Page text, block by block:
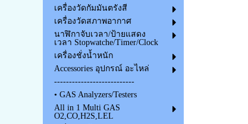
เครื่องวัดกัมมันตรังสี
เครื่องวัดสภาพอากาศ
นาฬิกาจับเวลา/ป้ายแสดง
เวลา Stopwatche/Timer/Clock
เครื่องชั่งน้ำหนัก
Accessories อุปกรณ์ อะไหล่
---------------------------
• GAS Analyzers/Testers
All in 1 Multi GAS
O2,CO,H2S,LEL